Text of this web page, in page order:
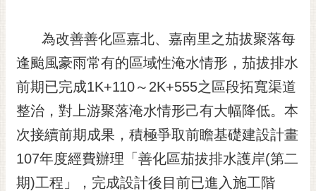
訂
閱
RSS
訂
閱
電
子
報
為改善善化區嘉北、嘉南里之茄拔聚落每
逢颱風豪雨常有的區域性淹水情形，茄拔排水
前期已完成1K+110～2K+555之區段拓寬渠道
整治，對上游聚落淹水情形己有大幅降低。本
次接續前期成果，積極爭取前瞻基礎建設計畫
107年度經費辦理「善化區茄拔排水護岸(第二
期)工程」，完成設計後目前已進入施工階